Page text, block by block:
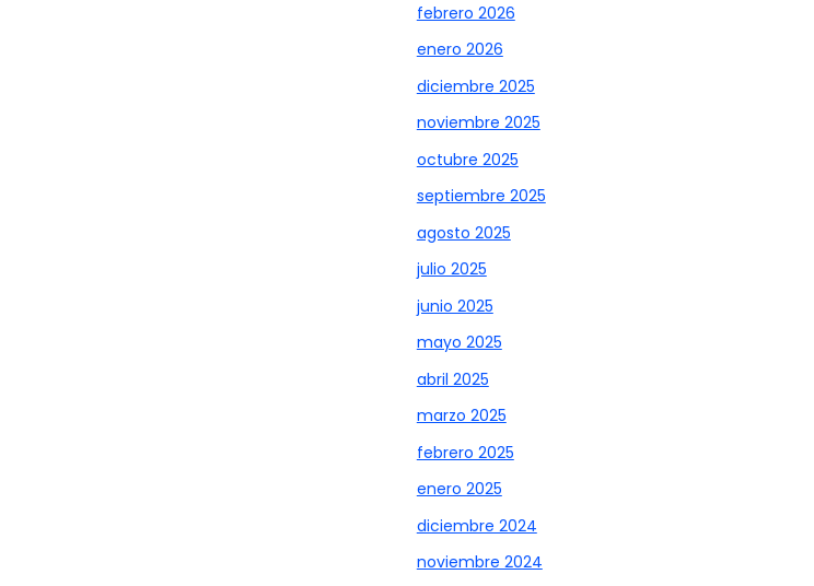
febrero 2026
enero 2026
diciembre 2025
noviembre 2025
octubre 2025
septiembre 2025
agosto 2025
julio 2025
junio 2025
mayo 2025
abril 2025
marzo 2025
febrero 2025
enero 2025
diciembre 2024
noviembre 2024